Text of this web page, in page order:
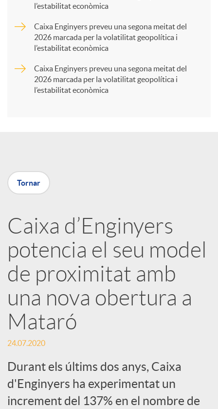
X
r
x
e
s
S
o
l’estabilitat econòmica
Caixa Enginyers preveu una segona meitat del
2026 marcada per la volatilitat geopolítica i
l’estabilitat econòmica
Caixa Enginyers preveu una segona meitat del
2026 marcada per la volatilitat geopolítica i
l’estabilitat econòmica
Tornar
Caixa d’Enginyers
potencia el seu model
de proximitat amb
una nova obertura a
Mataró
24.07.2020
Durant els últims dos anys, Caixa
d'Enginyers ha experimentat un
increment del 137% en el nombre de